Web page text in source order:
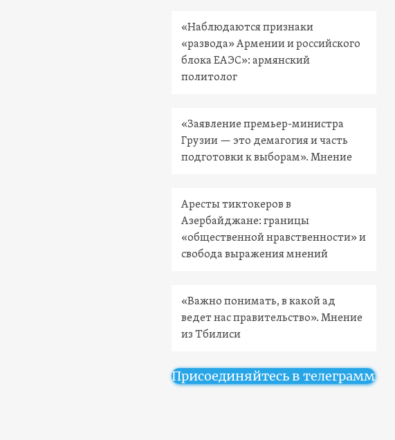
«Наблюдаются признаки
«развода» Армении и российского
блока ЕАЭС»: армянский
политолог
«Заявление премьер-министра
Грузии — это демагогия и часть
подготовки к выборам». Мнение
Аресты тиктокеров в
Азербайджане: границы
«общественной нравственности» и
свобода выражения мнений
«Важно понимать, в какой ад
ведет нас правительство». Мнение
из Тбилиси
Присоединяйтесь в телеграмм